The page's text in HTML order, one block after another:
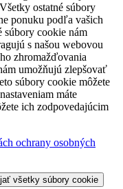
ostatné súbory
ponuku podľa vašich
súbory cookie nám
s našou webovou
zhromažďovania
umožňujú zlepšovať
súbory cookie môžete
máte
ich zodpovedajúcim
ochrany osobných
všetky súbory cookie